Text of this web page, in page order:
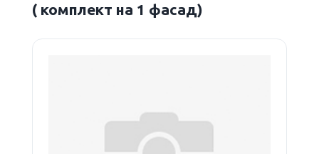
( комплект на 1 фасад)